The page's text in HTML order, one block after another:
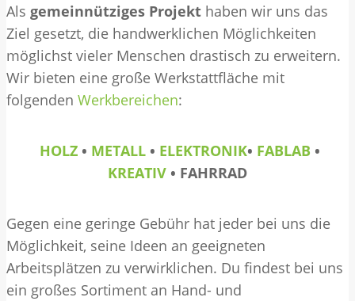
Als gemeinnütziges Projekt haben wir uns das
Ziel gesetzt, die handwerklichen Möglichkeiten
möglichst vieler Menschen drastisch zu erweitern.
Wir bieten eine große Werkstattfläche mit
folgenden Werkbereichen:
HOLZ • METALL • ELEKTRONIK• FABLAB •
KREATIV • FAHRRAD
Gegen eine geringe Gebühr hat jeder bei uns die
Möglichkeit, seine Ideen an geeigneten
Arbeitsplätzen zu verwirklichen. Du findest bei uns
ein großes Sortiment an Hand- und